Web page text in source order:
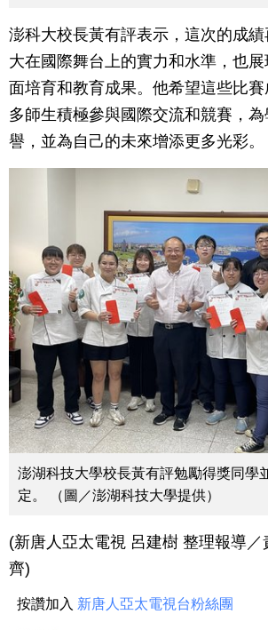
澎科大校長黃有評表示，這次的成
大在國際舞台上的實力和水準，也
面培育和教育成果。他希望這些比
多師生積極參與國際交流和競賽，
譽，並為自己的未來增添更多光彩。
澎湖科技大學校長黃有評勉勵得獎同學
定。 （圖／澎湖科技大學提供）
(新唐人亞太電視 呂建樹 整理報導／
齊)
按讚加入 新唐人亞太電視台粉絲團